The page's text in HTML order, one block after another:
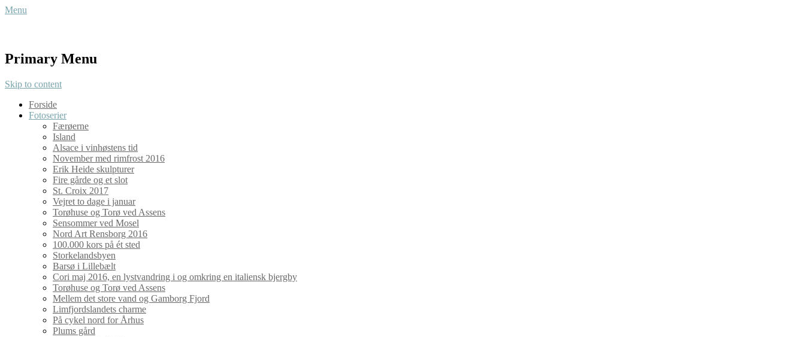
Menu
Primary Menu
Skip to content
Forside
Fotoserier
Færøerne
Island
Alsace i vinhøstens tid
November med rimfrost 2016
Erik Heide skulpturer
Fire gårde og et slot
St. Croix 2017
Vejret to dage i januar
Torøhuse og Torø ved Assens
Sensommer ved Mosel
Nord Art Rensborg 2016
100.000 kors på ét sted
Storkelandsbyen
Barsø i Lillebælt
Cori maj 2016, en lystvandring i og omkring en italiensk bjergby
Torøhuse og Torø ved Assens
Mellem det store vand og Gamborg Fjord
Limfjordslandets charme
På cykel nord for Århus
Plums gård